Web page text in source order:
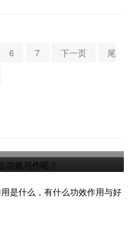
6 7 下一页
尾
是什么，有什么功效作用与好